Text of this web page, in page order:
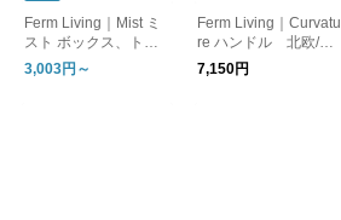
Ferm Living｜Mist ミ
スト ボックス、トレ
イ 北欧/小物入れ/日
本正規販売店品【国内
3,003円～
Ferm Living｜Curvatu
re ハンドル 北欧/日
本正規販売店品【国内
在庫あり】
7,150円